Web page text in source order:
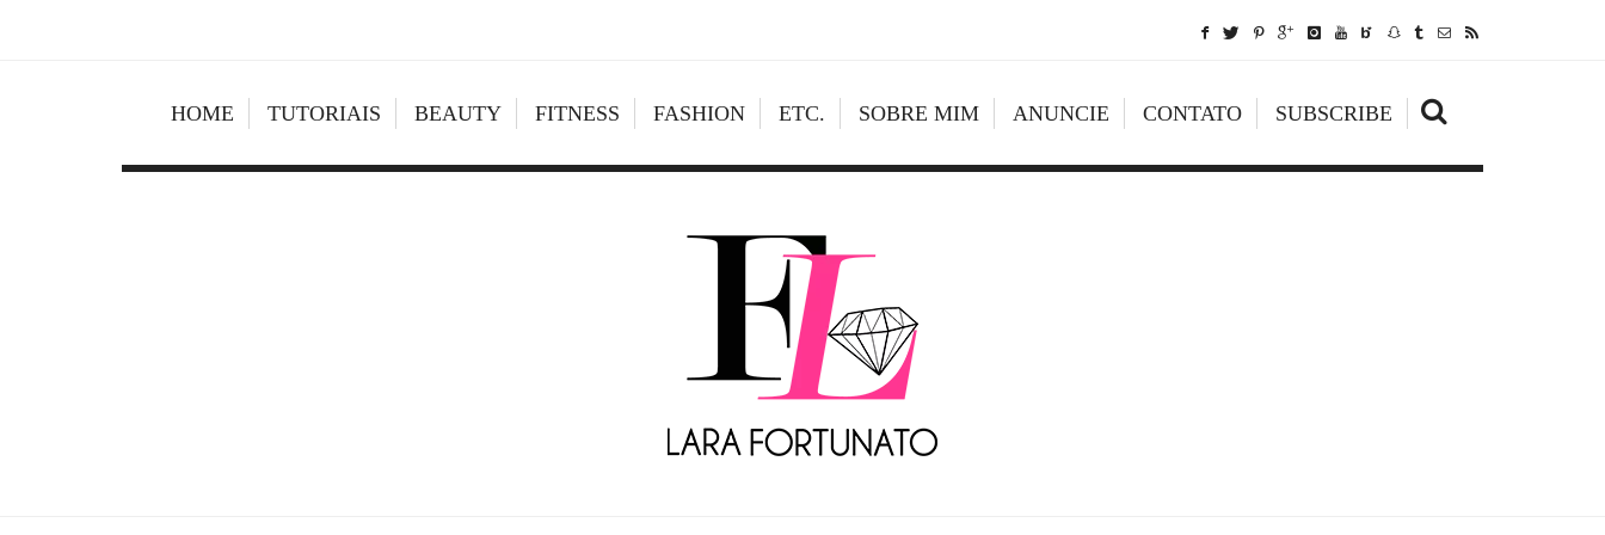
HOME TUTORIAIS BEAUTY FITNESS FASHION ETC. SOBRE MIM ANUNCIE CONTATO SUBSCRIBE